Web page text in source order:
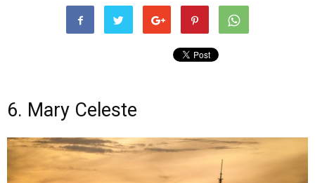
6. Mary Celeste